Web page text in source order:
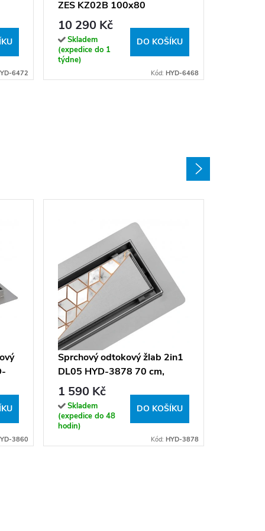
6472
ZES KZ02B 100x80
chrom/transparent - bez
vaničky
10 290 Kč
Skladem
(expedice do 1
týdne)
DO KOŠÍKU
Kód: HYD-6468
3860
Sprchový odtokový žlab 2in1
DL05 HYD-3878 70 cm,
satén
1 590 Kč
Skladem
(expedice do 48
hodin)
DO KOŠÍKU
Kód: HYD-3878